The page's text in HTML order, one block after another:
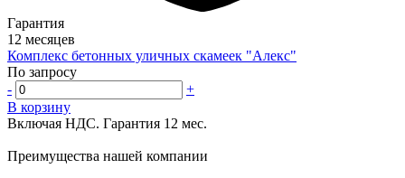
Гарантия
12 месяцев
Комплекс бетонных уличных скамеек "Алекс"
По запросу
-
+
В корзину
Включая НДС. Гарантия 12 мес.
Преимущества нашей компании